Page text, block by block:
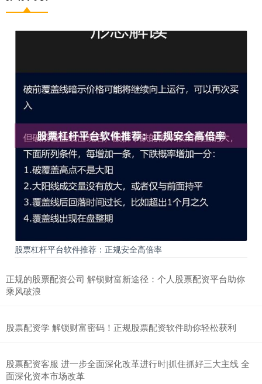
股票杠杆平台软件推荐：正规安全高倍率
正规的股票配资公司 解锁财富新途径：个人股票配资平台助你
乘风破浪
股票配资学 解锁财富密码！正规股票配资软件助你轻松获利
股票配资客服 进一步全面深化改革进行时|抓住抓好三大主线 全
面深化资本市场改革